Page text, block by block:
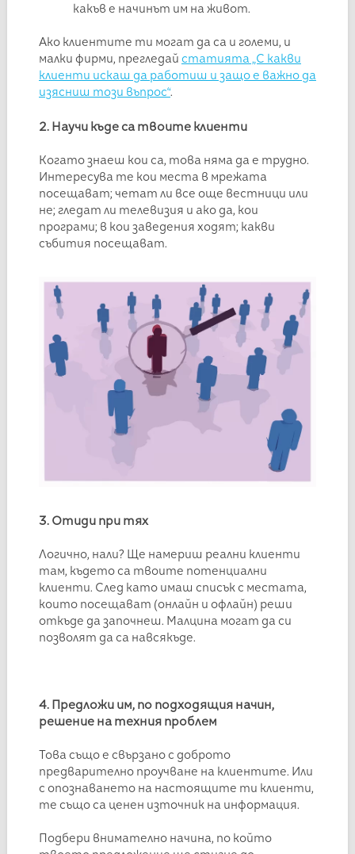
какъв е начинът им на живот.
Ако клиентите ти могат да са и големи, и
малки фирми, прегледай статията „С какви
клиенти искаш да работиш и защо е важно да
изясниш този въпрос“.
2. Научи къде са твоите клиенти
Когато знаеш кои са, това няма да е трудно.
Интересува те кои места в мрежата
посещават; четат ли все още вестници или
не; гледат ли телевизия и ако да, кои
програми; в кои заведения ходят; какви
събития посещават.
3. Отиди при тях
Логично, нали? Ще намериш реални клиенти
там, където са твоите потенциални
клиенти. След като имаш списък с местата,
които посещават (онлайн и офлайн) реши
откъде да започнеш. Малцина могат да си
позволят да са навсякъде.
4. Предложи им, по подходящия начин,
решение на техния проблем
Това също е свързано с доброто
предварително проучване на клиентите. Или
с опознаването на настоящите ти клиенти,
те също са ценен източник на информация.
Подбери внимателно начина, по който